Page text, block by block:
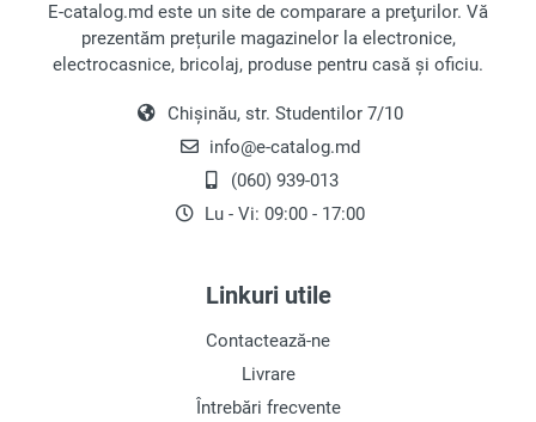
E-catalog.md este un site de comparare a preţurilor. Vă
prezentăm prețurile magazinelor la electronice,
electrocasnice, bricolaj, produse pentru casă și oficiu.
Chișinău, str. Studentilor 7/10
info@e-catalog.md
(060) 939-013
Lu - Vi: 09:00 - 17:00
Linkuri utile
Contactează-ne
Livrare
Întrebări frecvente